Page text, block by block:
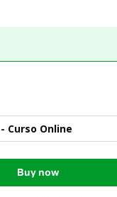
Curso Online
Buy now